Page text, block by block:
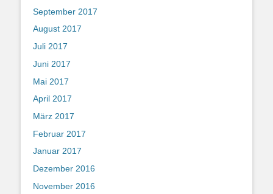
September 2017
August 2017
Juli 2017
Juni 2017
Mai 2017
April 2017
März 2017
Februar 2017
Januar 2017
Dezember 2016
November 2016